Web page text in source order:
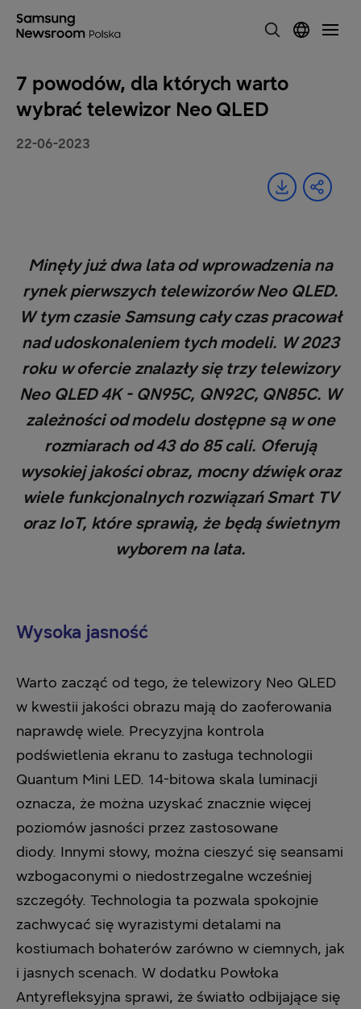
7 powodów, dla których warto
wybrać telewizor Neo QLED
22-06-2023
Minęły już dwa lata od wprowadzenia na
rynek pierwszych telewizorów Neo QLED.
W tym czasie Samsung cały czas pracował
nad udoskonaleniem tych modeli. W 2023
roku w ofercie znalazły się trzy telewizory
Neo QLED 4K - QN95C, QN92C, QN85C. W
zależności od modelu dostępne są w one
rozmiarach od 43 do 85 cali. Oferują
wysokiej jakości obraz, mocny dźwięk oraz
wiele funkcjonalnych rozwiązań Smart TV
oraz IoT, które sprawią, że będą świetnym
wyborem na lata.
Wysoka jasność
Warto zacząć od tego, że telewizory Neo QLED
w kwestii jakości obrazu mają do zaoferowania
naprawdę wiele. Precyzyjna kontrola
podświetlenia ekranu to zasługa technologii
Quantum Mini LED. 14-bitowa skala luminacji
oznacza, że można uzyskać znacznie więcej
poziomów jasności przez zastosowane
diody. Innymi słowy, można cieszyć się seansami
wzbogaconymi o niedostrzegalne wcześniej
szczegóły. Technologia ta pozwala spokojnie
zachwycać się wyrazistymi detalami na
kostiumach bohaterów zarówno w ciemnych, jak
i jasnych scenach. W dodatku Powłoka
Antyrefleksyjna sprawi, że światło odbijające się